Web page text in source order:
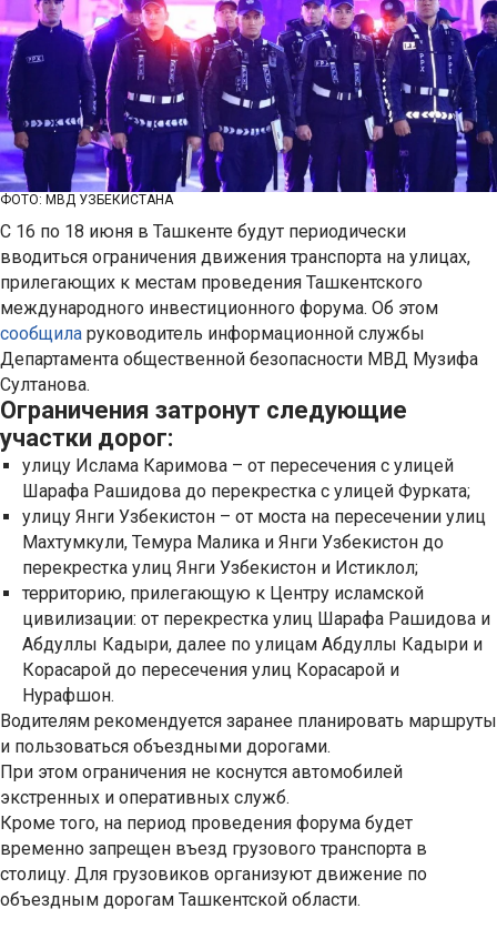
ФОТО: МВД УЗБЕКИСТАНА
С 16 по 18 июня в Ташкенте будут периодически
вводиться ограничения движения транспорта на улицах,
прилегающих к местам проведения Ташкентского
международного инвестиционного форума. Об этом
сообщила руководитель информационной службы
Департамента общественной безопасности МВД Музифа
Султанова.
Ограничения затронут следующие
участки дорог:
улицу Ислама Каримова – от пересечения с улицей
Шарафа Рашидова до перекрестка с улицей Фурката;
улицу Янги Узбекистон – от моста на пересечении улиц
Махтумкули, Темура Малика и Янги Узбекистон до
перекрестка улиц Янги Узбекистон и Истиклол;
территорию, прилегающую к Центру исламской
цивилизации: от перекрестка улиц Шарафа Рашидова и
Абдуллы Кадыри, далее по улицам Абдуллы Кадыри и
Корасарой до пересечения улиц Корасарой и
Нурафшон.
Водителям рекомендуется заранее планировать маршруты
и пользоваться объездными дорогами.
При этом ограничения не коснутся автомобилей
экстренных и оперативных служб.
Кроме того, на период проведения форума будет
временно запрещен въезд грузового транспорта в
столицу. Для грузовиков организуют движение по
объездным дорогам Ташкентской области.